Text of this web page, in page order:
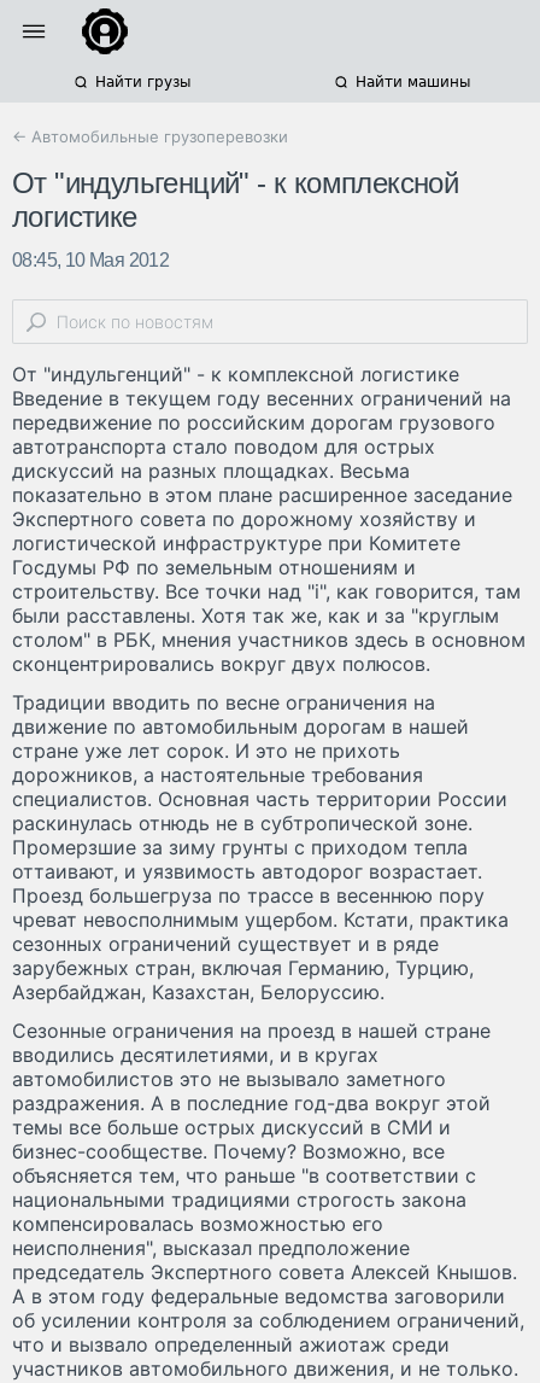
Найти грузы Найти машины
← Автомобильные грузоперевозки
От "индульгенций" - к комплексной
логистике
08:45, 10 Мая 2012
От "индульгенций" - к комплексной логистике
Введение в текущем году весенних ограничений на
передвижение по российским дорогам грузового
автотранспорта стало поводом для острых
дискуссий на разных площадках. Весьма
показательно в этом плане расширенное заседание
Экспертного совета по дорожному хозяйству и
логистической инфраструктуре при Комитете
Госдумы РФ по земельным отношениям и
строительству. Все точки над "i", как говорится, там
были расставлены. Хотя так же, как и за "круглым
столом" в РБК, мнения участников здесь в основном
сконцентрировались вокруг двух полюсов.
Традиции вводить по весне ограничения на
движение по автомобильным дорогам в нашей
стране уже лет сорок. И это не прихоть
дорожников, а настоятельные требования
специалистов. Основная часть территории России
раскинулась отнюдь не в субтропической зоне.
Промерзшие за зиму грунты с приходом тепла
оттаивают, и уязвимость автодорог возрастает.
Проезд большегруза по трассе в весеннюю пору
чреват невосполнимым ущербом. Кстати, практика
сезонных ограничений существует и в ряде
зарубежных стран, включая Германию, Турцию,
Азербайджан, Казахстан, Белоруссию.
Сезонные ограничения на проезд в нашей стране
вводились десятилетиями, и в кругах
автомобилистов это не вызывало заметного
раздражения. А в последние год-два вокруг этой
темы все больше острых дискуссий в СМИ и
бизнес-сообществе. Почему? Возможно, все
объясняется тем, что раньше "в соответствии с
национальными традициями строгость закона
компенсировалась возможностью его
неисполнения", высказал предположение
председатель Экспертного совета Алексей Кнышов.
А в этом году федеральные ведомства заговорили
об усилении контроля за соблюдением ограничений,
что и вызвало определенный ажиотаж среди
участников автомобильного движения, и не только.